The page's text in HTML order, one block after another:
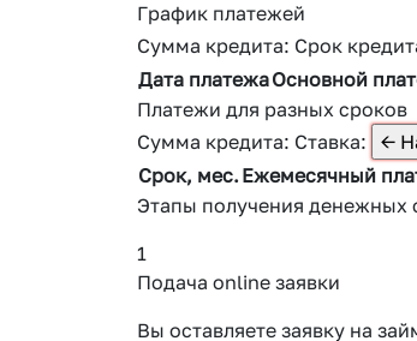
График платежей
Сумма кредита: Срок
Дата платежаОсновной
Платежи для разных сроков
Сумма кредита: Ставка:
Срок, мес.Ежемесячный
Этапы получения денежных
1
Подача online заявки
Вы оставляете заявку на